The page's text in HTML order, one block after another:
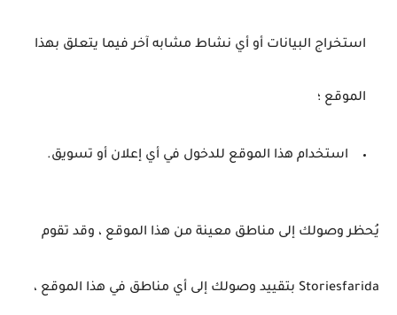
استخراج البيانات أو أي نشاط مشابه آخر فيما يتعلق بهذا
الموقع ؛
استخدام هذا الموقع للدخول في أي إعلان أو تسويق.
يُحظر وصولك إلى مناطق معينة من هذا الموقع ، وقد تقوم
Storiesfarida بتقييد وصولك إلى أي مناطق في هذا الموقع ،